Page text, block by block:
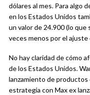
dólares al mes. Para algo
en los Estados Unidos
un valor de 24.900 (lo
veces menos por el ajuste
No hay claridad de cómo
de los Estados Unidos.
lanzamiento de
estrategia con Max ex